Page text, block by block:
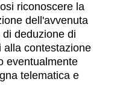
riconoscere la
dell'avvenuta
deduzione di
alla contestazione
eventualmente
telematica e